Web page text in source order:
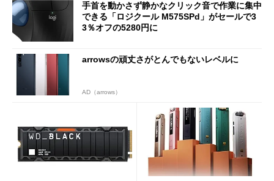
手首を動かさず静かなクリック音で作業に集中
できる「ロジクール M575SPd」がセールで3
3％オフの5280円に
arrowsの頑丈さがとんでもないレベルに
AD（arrows）